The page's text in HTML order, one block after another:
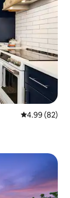
औसत रेटिंग 5 में
4.99 (82)